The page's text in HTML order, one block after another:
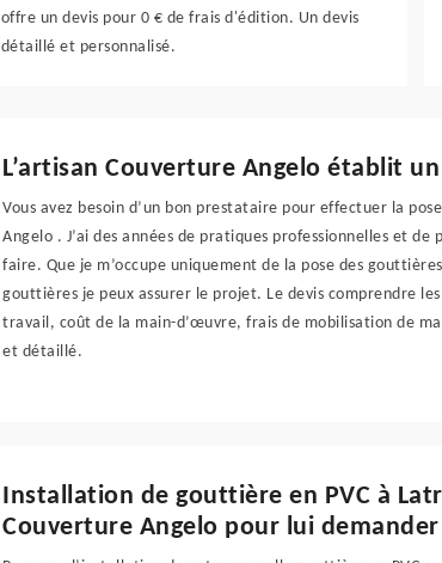
offre un devis pour 0 € de frais d'édition. Un devis
détaillé et personnalisé.
L’artisan Couverture Angelo établit
Vous avez besoin d’un bon prestataire pour effectuer la
Angelo . J’ai des années de pratiques professionnelles et
faire. Que je m’occupe uniquement de la pose des
gouttières je peux assurer le projet. Le devis comprendre
travail, coût de la main-d’œuvre, frais de mobilisation de
et détaillé.
Installation de gouttière en PVC à
Couverture Angelo pour lui